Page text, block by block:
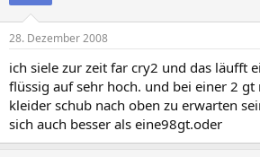
28. Dezember 2008
ich siele zur zeit far cry2 und das läufft
flüssig auf sehr hoch. und bei einer 2 gt
kleider schub nach oben zu erwarten
sich auch besser als eine98gt.oder